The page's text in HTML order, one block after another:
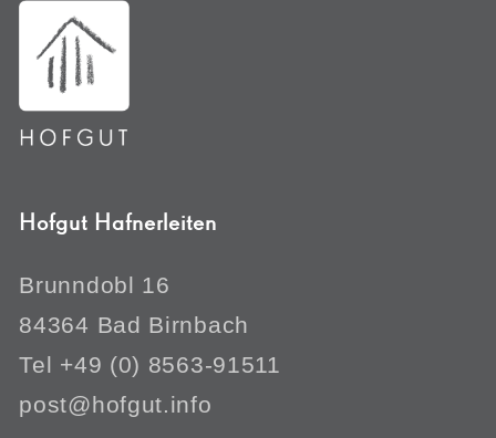
Hofgut Hafnerleiten
Brunndobl 16
84364 Bad Birnbach
Tel +49 (0) 8563-91511
post@hofgut.info